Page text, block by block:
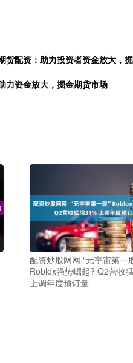
货配资：助力投资者资金放大，
力资金放大，掘金期货市场
配资炒股网网 “元宇宙第一
Roblox强势崛起? Q2营收
上调年度预订量